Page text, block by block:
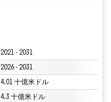
2021 - 2031
2026 - 2031
4.01 十億米ドル
4.3 十億米ドル